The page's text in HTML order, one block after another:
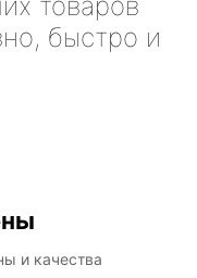
быстро и
и качества